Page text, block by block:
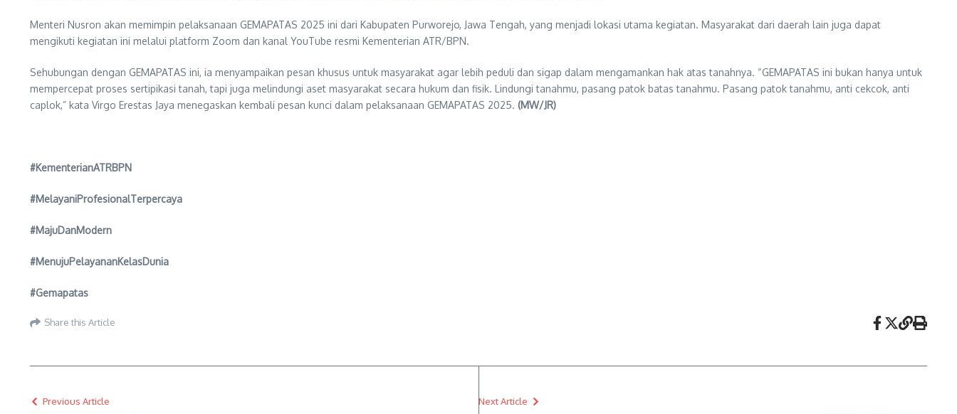
Menteri Nusron akan memimpin pelaksanaan GEMAPATAS 2025 ini dari Kabupaten Purworejo, Jawa Tengah, yang menjadi lokasi utama kegiatan. Masyarakat dari daerah lain juga dapat
mengikuti kegiatan ini melalui platform Zoom dan kanal YouTube resmi Kementerian ATR/BPN.
Sehubungan dengan GEMAPATAS ini, ia menyampaikan pesan khusus untuk masyarakat agar lebih peduli dan sigap dalam mengamankan hak atas tanahnya. “GEMAPATAS ini bukan hanya untuk
mempercepat proses sertipikasi tanah, tapi juga melindungi aset masyarakat secara hukum dan fisik. Lindungi tanahmu, pasang patok batas tanahmu. Pasang patok tanahmu, anti cekcok, anti
caplok,” kata Virgo Erestas Jaya menegaskan kembali pesan kunci dalam pelaksanaan GEMAPATAS 2025. (MW/JR)
#KementerianATRBPN
#MelayaniProfesionalTerpercaya
#MajuDanModern
#MenujuPelayananKelasDunia
#Gemapatas
Share this Article
Previous Article Next Article